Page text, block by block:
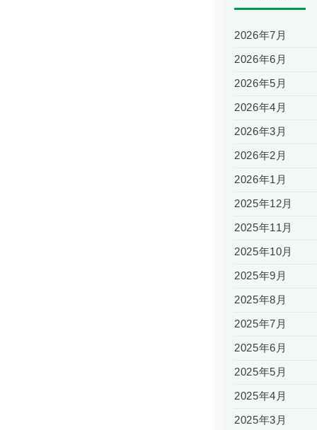
2026年7月
2026年6月
2026年5月
2026年4月
2026年3月
2026年2月
2026年1月
2025年12月
2025年11月
2025年10月
2025年9月
2025年8月
2025年7月
2025年6月
2025年5月
2025年4月
2025年3月